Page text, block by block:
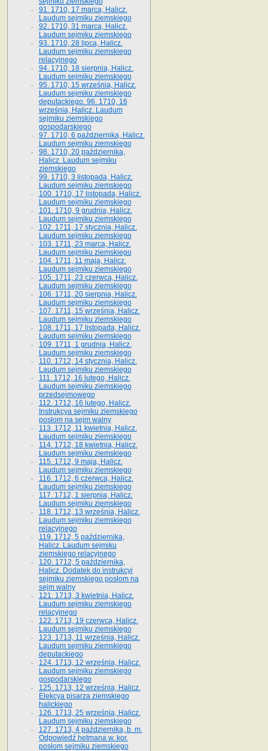
91. 1710, 17 marca, Halicz.
Laudum sejmiku ziemskiego
92. 1710, 31 marca, Halicz.
Laudum sejmiku ziemskiego
93. 1710, 28 lipca, Halicz.
Laudum sejmiku ziemskiego
relacyjnego
94. 1710, 18 sierpnia, Halicz.
Laudum sejmiku ziemskiego
95. 1710, 15 września, Halicz.
Laudum sejmiku ziemskiego
deputackiego. 96. 1710, 16
września, Halicz. Laudum
sejmiku ziemskiego
gospodarskiego
97. 1710, 6 października, Halicz.
Laudum sejmiku ziemskiego
98. 1710, 20 października,
Halicz. Laudum sejmiku
ziemskiego
99. 1710, 3 listopada, Halicz.
Laudum sejmiku ziemskiego
100. 1710, 17 listopada, Halicz.
Laudum sejmiku ziemskiego
101. 1710, 9 grudnia, Halicz.
Laudum sejmiku ziemskiego
102. 1711, 17 stycznia, Halicz.
Laudum sejmiku ziemskiego
103. 1711, 23 marca, Halicz.
Laudum sejmiku ziemskiego
104. 1711, 11 maja, Halicz.
Laudum sejmiku ziemskiego
105. 1711, 23 czerwca, Halicz.
Laudum sejmiku ziemskiego
106. 1711, 20 sierpnia, Halicz.
Laudum sejmiku ziemskiego
107. 1711, 15 września, Halicz.
Laudum sejmiku ziemskiego
108. 1711, 17 listopada, Halicz.
Laudum sejmiku ziemskiego
109. 1711, 1 grudnia, Halicz.
Laudum sejmiku ziemskiego
110. 1712, 14 stycznia, Halicz.
Laudum sejmiku ziemskiego
111. 1712, 16 lutego, Halicz.
Laudum sejmiku ziemskiego
przedsejmowego
112. 1712, 16 lutego, Halicz.
Instrukcya sejmiku ziemskiego
posłom na sejm walny
113. 1712, 11 kwietnia, Halicz.
Laudum sejmiku ziemskiego
114. 1712, 18 kwietnia, Halicz.
Laudum sejmiku ziemskiego
115. 1712, 9 maja, Halicz.
Laudum sejmiku ziemskiego
116. 1712, 6 czerwca, Halicz.
Laudum sejmiku ziemskiego
117. 1712, 1 sierpnia, Halicz.
Laudum sejmiku ziemskiego
118. 1712, 13 września, Halicz.
Laudum sejmiku ziemskiego
relacyjnego
119. 1712, 5 października,
Halicz. Laudum sejmiku
ziemskiego relacyjnego
120. 1712, 5 października,
Halicz. Dodatek do instrukcyi
sejmiku ziemskiego posłom na
sejm walny
121. 1713, 3 kwietnia, Halicz.
Laudum sejmiku ziemskiego
relacyjnego
122. 1713, 19 czerwca, Halicz.
Laudum sejmiku ziemskiego
123. 1713, 11 września, Halicz.
Laudum sejmiku ziemskiego
deputackiego
124. 1713, 12 września, Halicz.
Laudum sejmiku ziemskiego
gospodarskiego
125. 1713, 12 września, Halicz.
Elekcya pisarza ziemskiego
halickiego
126. 1713, 25 września, Halicz.
Laudum sejmiku ziemskiego
127. 1713, 4 października, b. m.
Odpowiedź hetmana w. kor.
posłom sejmiku ziemskiego